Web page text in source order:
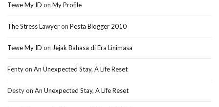
Tewe My ID on My Profile
The Stress Lawyeron Pesta Blogger 2010
Tewe My ID on Jejak Bahasa di Era Linimasa
Fentyon An Unexpected Stay, A Life Reset
Destyon An Unexpected Stay, A Life Reset